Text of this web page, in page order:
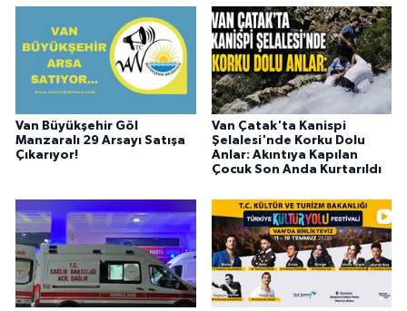
Van Büyükşehir Göl
Manzaralı 29 Arsayı Satışa
Çıkarıyor!
Van Çatak'ta Kanispi
Şelalesi'nde Korku Dolu
Anlar: Akıntıya Kapılan
Çocuk Son Anda Kurtarıldı